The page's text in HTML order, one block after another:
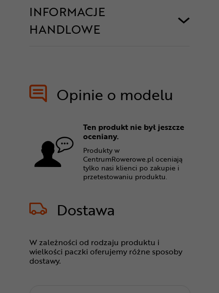
INFORMACJE
HANDLOWE
Opinie o modelu
Ten produkt nie był jeszcze
oceniany.
Produkty w
CentrumRowerowe.pl oceniają
tylko nasi klienci po zakupie i
przetestowaniu produktu.
Dostawa
W zależności od rodzaju produktu i
wielkości paczki oferujemy różne sposoby
dostawy.